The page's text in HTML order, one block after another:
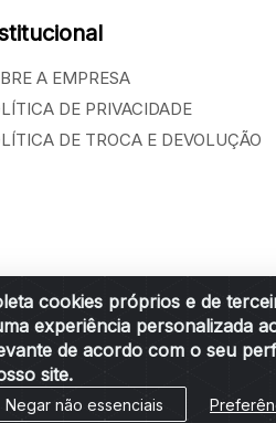
cookies próprios e de
experiência personalizada
de acordo com o seu
site.
Negar não essenciais
A EMPRESA
DE PRIVACIDADE
DE TROCA E DEVOLUÇÃO
Belchior Cortinas e Acessórios LTDA